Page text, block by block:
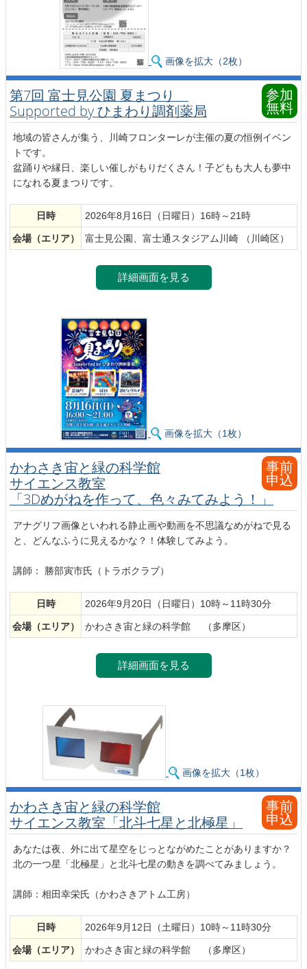
画像を拡大（2枚）
参加
無料
第7回 富士見公園 夏まつり
Supported by ひまわり調剤薬局
地域の皆さんが集う、川崎フロンターレが主催の夏の恒例イベン
トです。
盆踊りや縁日、楽しい催しがもりだくさん！子どもも大人も夢中
になれる夏まつりです。
日時 2026年8月16日（日曜日）16時～21時
会場（エリア） 富士見公園、富士通スタジアム川崎 （川崎区）
詳細画面を見る
画像を拡大（1枚）
事前
申込
かわさき宙と緑の科学館
サイエンス教室
「3Dめがねを作って、色々みてみよう！」
アナグリフ画像といわれる静止画や動画を不思議なめがねで見る
と、どんなふうに見えるかな？！体験してみよう。
講師： 勝部寅市氏（トラボクラブ）
日時 2026年9月20日（日曜日）10時～11時30分
会場（エリア） かわさき宙と緑の科学館 （多摩区）
詳細画面を見る
画像を拡大（1枚）
事前
申込
かわさき宙と緑の科学館
サイエンス教室「北斗七星と北極星」
あなたは夜、外に出て星空をじっとながめたことがありますか？
北の一つ星「北極星」と北斗七星の動きを調べてみましょう。
講師：相田幸栄氏（かわさきアトム工房）
日時 2026年9月12日（土曜日）10時～11時30分
会場（エリア） かわさき宙と緑の科学館 （多摩区）